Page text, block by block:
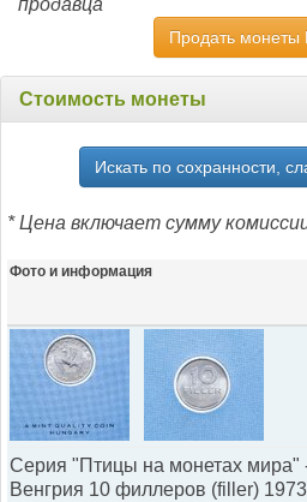
продавца
Продать монеты
Стоимость монеты
Искать по сохранности,
* Цена включает сумму
Фото и информация
Серия "Птицы на монетах мира"
Венгрия 10 филлеров (filler)